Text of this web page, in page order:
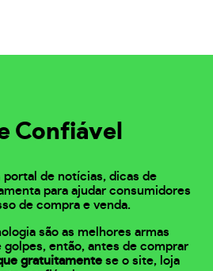
Confiável
de notícias, dicas de
para ajudar consumidores
de compra e venda.
são as melhores armas
golpes, então, antes de comprar
gratuitamente se o site, loja